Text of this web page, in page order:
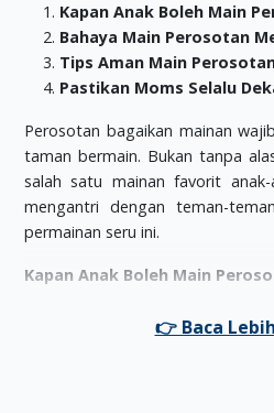
Kapan Anak Boleh Main
Bahaya Main Perosotan
Tips Aman Main
Pastikan Moms Selalu
Perosotan bagaikan mainan
taman bermain. Bukan tanpa
salah satu mainan favorit
mengantri dengan teman-
permainan seru ini.
Kapan Anak Boleh Main
Meskipun aman, main
Moms. Si Kecil baru boleh main